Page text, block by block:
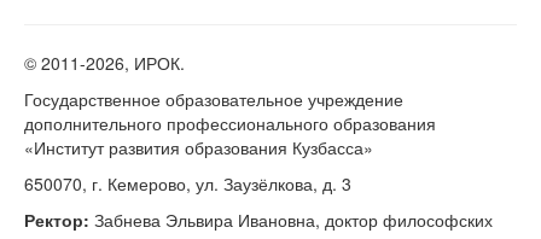
© 2011-2026, ИРОК.
Государственное образовательное учреждение
дополнительного профессионального образования
«Институт развития образования Кузбасса»
650070, г. Кемерово, ул. Заузёлкова, д. 3
Ректор: Забнева Эльвира Ивановна, доктор философских